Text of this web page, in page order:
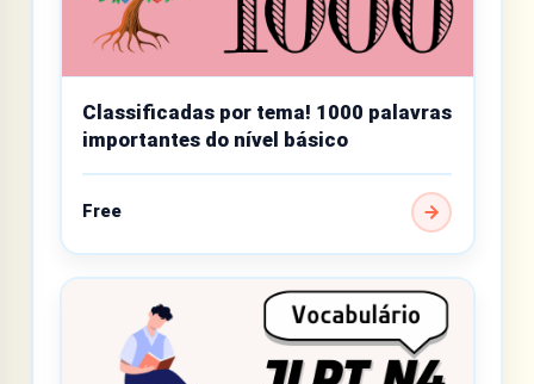
Classificadas por tema! 1000 palavras
importantes do nível básico
Free